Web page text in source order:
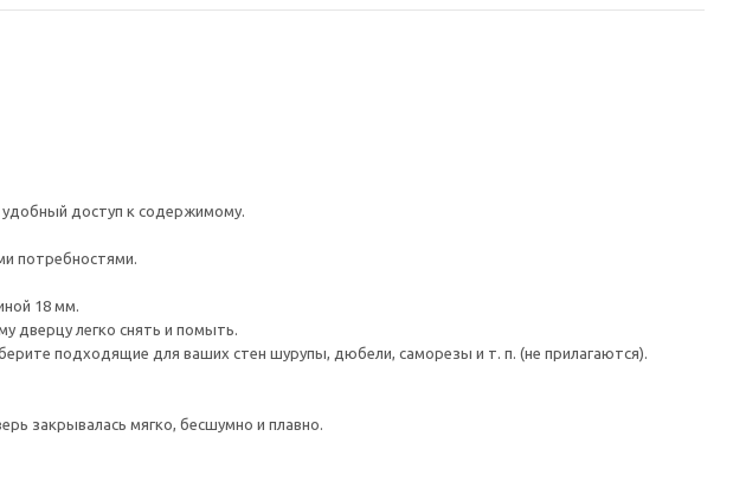
доступ к содержимому.
потребностями.
18 мм.
дверцу легко снять и помыть.
подходящие для ваших стен шурупы, дюбели, саморезы и т. п. (не прилагаются).
закрывалась мягко, бесшумно и плавно.